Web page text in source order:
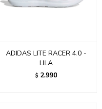
ADIDAS LITE RACER 4.0 -
LILA
$ 2.990